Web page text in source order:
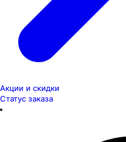
Акции и скидки
Статус заказа